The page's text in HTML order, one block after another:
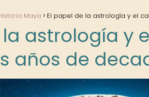
Maya El papel de la astrología y el
astrología y
años de